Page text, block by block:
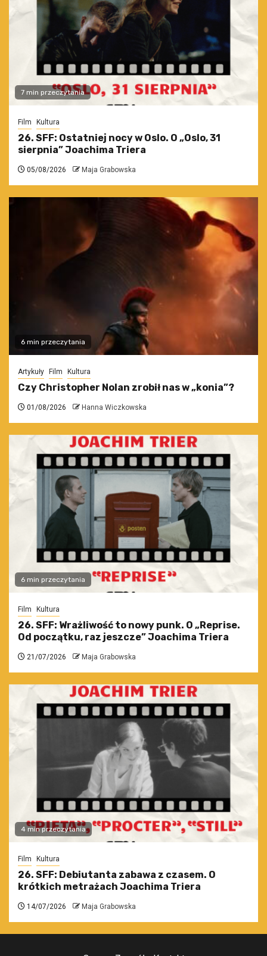
7 min przeczytania
Film Kultura
26. SFF: Ostatniej nocy w Oslo. O „Oslo, 31
sierpnia” Joachima Triera
05/08/2026 Maja Grabowska
6 min przeczytania
Artykuły Film Kultura
Czy Christopher Nolan zrobił nas w „konia”?
01/08/2026 Hanna Wiczkowska
6 min przeczytania
Film Kultura
26. SFF: Wrażliwość to nowy punk. O „Reprise.
Od początku, raz jeszcze” Joachima Triera
21/07/2026 Maja Grabowska
4 min przeczytania
Film Kultura
26. SFF: Debiutanta zabawa z czasem. O
krótkich metrażach Joachima Triera
14/07/2026 Maja Grabowska